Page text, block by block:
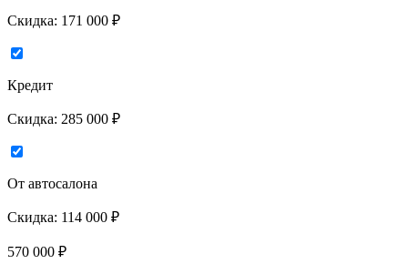
Скидка: 171 000 ₽
Кредит
Скидка: 285 000 ₽
От автосалона
Скидка: 114 000 ₽
570 000 ₽